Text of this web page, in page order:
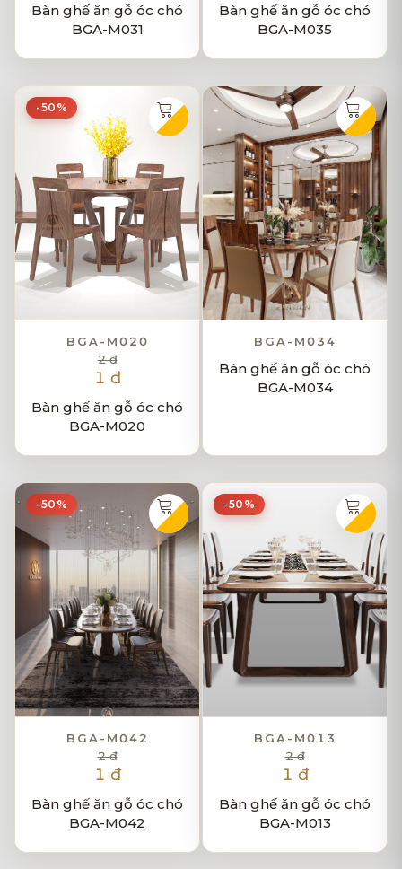
Bàn ghế ăn gỗ óc chó
BGA-M031
Bàn ghế ăn gỗ óc chó
BGA-M035
-50%
BGA-M020
2 đ
1 đ
Bàn ghế ăn gỗ óc chó
BGA-M020
BGA-M034
Bàn ghế ăn gỗ óc chó
BGA-M034
-50%
BGA-M042
2 đ
1 đ
Bàn ghế ăn gỗ óc chó
BGA-M042
-50%
BGA-M013
2 đ
1 đ
Bàn ghế ăn gỗ óc chó
BGA-M013